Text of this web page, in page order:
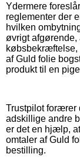
Ydermere
reglementer der
hvilken
øvrigt afgørende,
købsbekræftelse,
af Guld folie
produkt til en
Trustpilot forærer
adskillige andre
er det en hjælp,
omtaler af Guld
bestilling.